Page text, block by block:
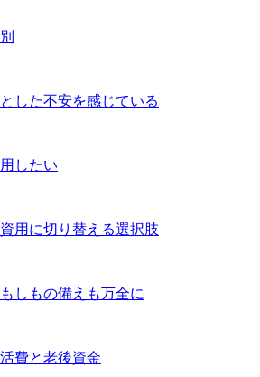
した不安を感じている
したい
用に切り替える選択肢
しもの備えも万全に
費と老後資金